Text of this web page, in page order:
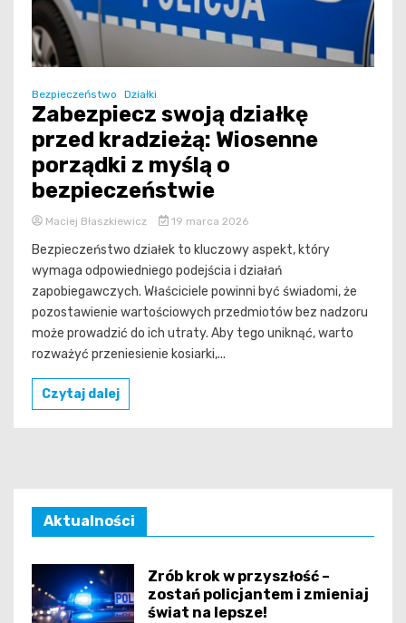
Bezpieczeństwo Działki
Zabezpiecz swoją działkę
przed kradzieżą: Wiosenne
porządki z myślą o
bezpieczeństwie
Maciej Błaszkiewicz 19 marca 2026
Bezpieczeństwo działek to kluczowy aspekt, który
wymaga odpowiedniego podejścia i działań
zapobiegawczych. Właściciele powinni być świadomi, że
pozostawienie wartościowych przedmiotów bez nadzoru
może prowadzić do ich utraty. Aby tego uniknąć, warto
rozważyć przeniesienie kosiarki,...
Czytaj dalej
Aktualności
Zrób krok w przyszłość –
zostań policjantem i zmieniaj
świat na lepsze!